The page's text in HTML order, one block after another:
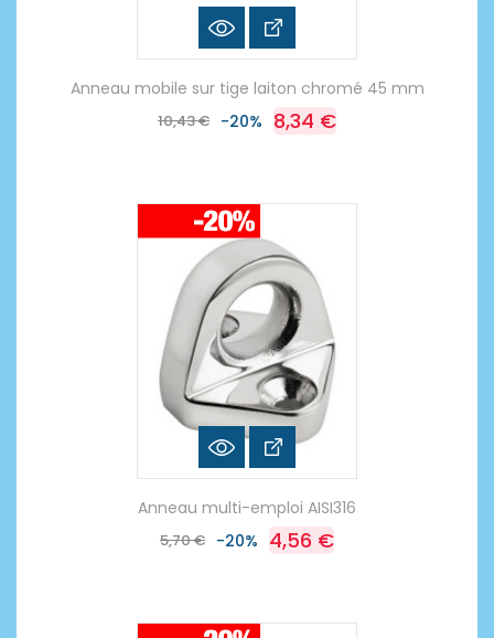
Anneau mobile sur tige laiton chromé 45 mm
10,43 € -20% 8,34 €
Anneau multi-emploi AISI316
5,70 € -20% 4,56 €